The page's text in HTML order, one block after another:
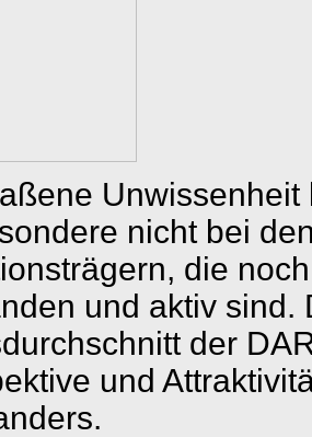
nicht bei
die
und aktiv sind.
der
und